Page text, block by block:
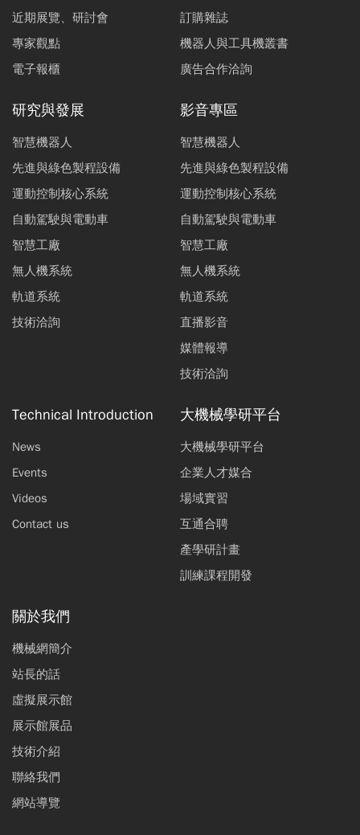
近期展覽、研討會
專家觀點
電子報櫃
訂購雜誌
機器人與工具機叢書
廣告合作洽詢
研究與發展
智慧機器人
先進與綠色製程設備
運動控制核心系統
自動駕駛與電動車
智慧工廠
無人機系統
軌道系統
技術洽詢
影音專區
智慧機器人
先進與綠色製程設備
運動控制核心系統
自動駕駛與電動車
智慧工廠
無人機系統
軌道系統
直播影音
媒體報導
技術洽詢
Technical Introduction
News
Events
Videos
Contact us
大機械學研平台
大機械學研平台
企業人才媒合
場域實習
互通合聘
產學研計畫
訓練課程開發
關於我們
機械網簡介
站長的話
虛擬展示館
展示館展品
技術介紹
聯絡我們
網站導覽